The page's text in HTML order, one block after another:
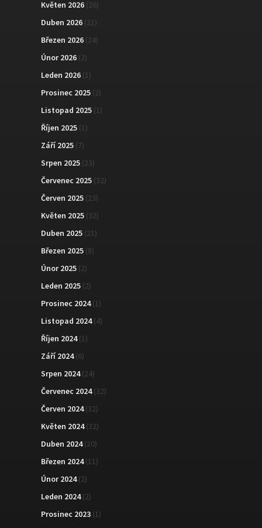
Květen 2026 (26)
Duben 2026 (21)
Březen 2026 (24)
Únor 2026 (2)
Leden 2026 (1)
Prosinec 2025 (2)
Listopad 2025 (1)
Říjen 2025 (1)
Září 2025 (7)
Srpen 2025 (23)
Červenec 2025 (32)
Červen 2025 (23)
Květen 2025 (32)
Duben 2025 (21)
Březen 2025 (8)
Únor 2025 (2)
Leden 2025 (2)
Prosinec 2024(1)
Listopad 2024(4)
Říjen 2024(1)
Září 2024(6)
Srpen 2024(24)
Červenec 2024(32)
Červen 2024(32)
Květen 2024(32)
Duben 2024(20)
Březen 2024(11)
Únor 2024(2)
Leden 2024(2)
Prosinec 2023 (1)